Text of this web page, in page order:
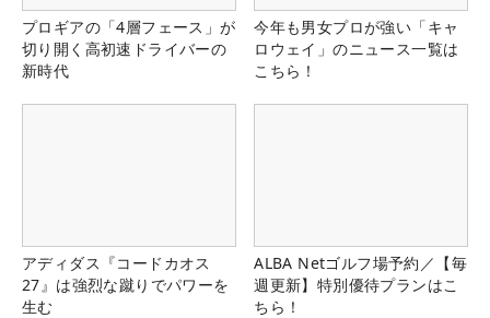
プロギアの「4層フェース」が
切り開く高初速ドライバーの
新時代
今年も男女プロが強い「キャ
ロウェイ」のニュース一覧は
こちら！
アディダス『コードカオス
27』は強烈な蹴りでパワーを
生む
ALBA Netゴルフ場予約／【毎
週更新】特別優待プランはこ
ちら！